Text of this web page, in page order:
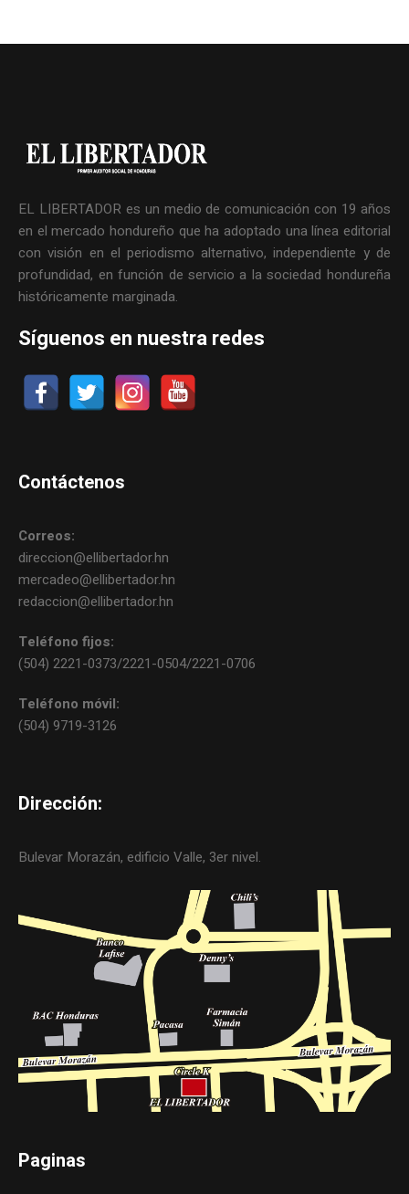
EL LIBERTADOR es un medio de comunicación con 19 años
en el mercado hondureño que ha adoptado una línea editorial
con visión en el periodismo alternativo, independiente y de
profundidad, en función de servicio a la sociedad hondureña
históricamente marginada.
Síguenos en nuestra redes
Contáctenos
Correos:
direccion@ellibertador.hn
mercadeo@ellibertador.hn
redaccion@ellibertador.hn
Teléfono fijos:
(504) 2221-0373/2221-0504/2221-0706
Teléfono móvil:
(504) 9719-3126
Dirección:
Bulevar Morazán, edificio Valle, 3er nivel.
Paginas